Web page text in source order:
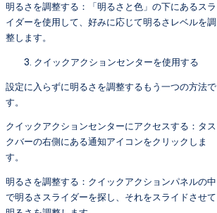
明るさを調整する：「明るさと色」の下にあるスラ
イダーを使用して、好みに応じて明るさレベルを調
整します。
クイックアクションセンターを使用する
設定に入らずに明るさを調整するもう一つの方法で
す。
クイックアクションセンターにアクセスする：タス
クバーの右側にある通知アイコンをクリックしま
す。
明るさを調整する：クイックアクションパネルの中
で明るさスライダーを探し、それをスライドさせて